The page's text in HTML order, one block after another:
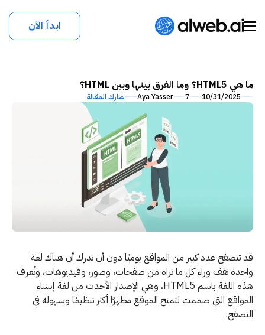
ابدأ الآن
ما هي HTML5؟ وما الفرق بينها وبين HTML؟
10/31/2025
7
Aya Yasser شارك المقالة
قد تتصفح عدد كبير من المواقع يوميًا دون أن تدرك أن هناك لغة
واحدة تقف وراء كل ما تراه من صفحات، وصور، وفيديوهات، وتُعرف
هذه اللغة باسم HTML5، وهي الإصدار الأحدث من لغة إنشاء
المواقع التي صممت لتمنح الموقع مظهرًا أكثر تنظيمًا وسهولة في
التصفح.